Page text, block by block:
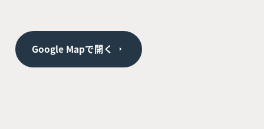
Google Mapで開く